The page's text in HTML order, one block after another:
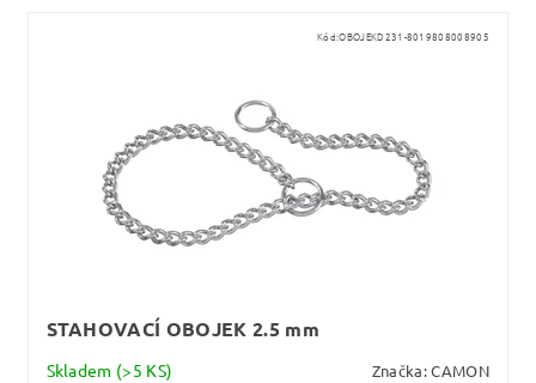
Kód:OBOJEKD231-8019808008905
STAHOVACÍ OBOJEK 2.5 mm
Skladem (>5 KS) Značka:CAMON